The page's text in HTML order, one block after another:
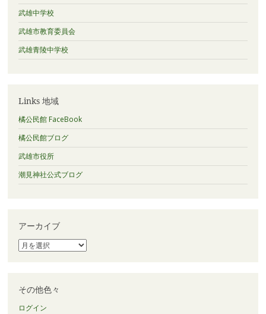
武雄中学校
武雄市教育委員会
武雄青陵中学校
Links 地域
橘公民館 FaceBook
橘公民館ブログ
武雄市役所
潮見神社公式ブログ
アーカイブ
ア
ー
ブ
その他色々
ログイン